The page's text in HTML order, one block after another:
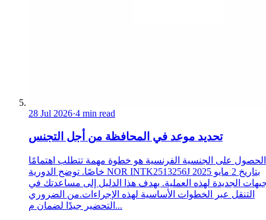
28 Jul 2026·4 min read
تحديد موعد في المحافظة من أجل التجنس
الحصول على الجنسية الفرنسية هو خطوة مهمة تتطلب اهتمامًا
خاصًا. توضح الدورية NOR INTK2513256J بتاريخ 2 مايو 2025
الجديدة لهذه العملية. يهدف هذا الدليل إلى مساعدتك في
التنقل عبر الخطوات الأساسية لهذه الإجراءات.من الضروري
التحضير جيدًا لضمان م...